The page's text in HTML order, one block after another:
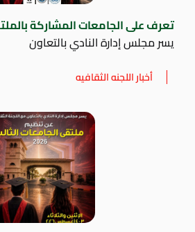
تعرف على الجامعات المشاركة
يسر مجلس إدارة النادي بالتعاون
أخبار اللجنه الثقافيه